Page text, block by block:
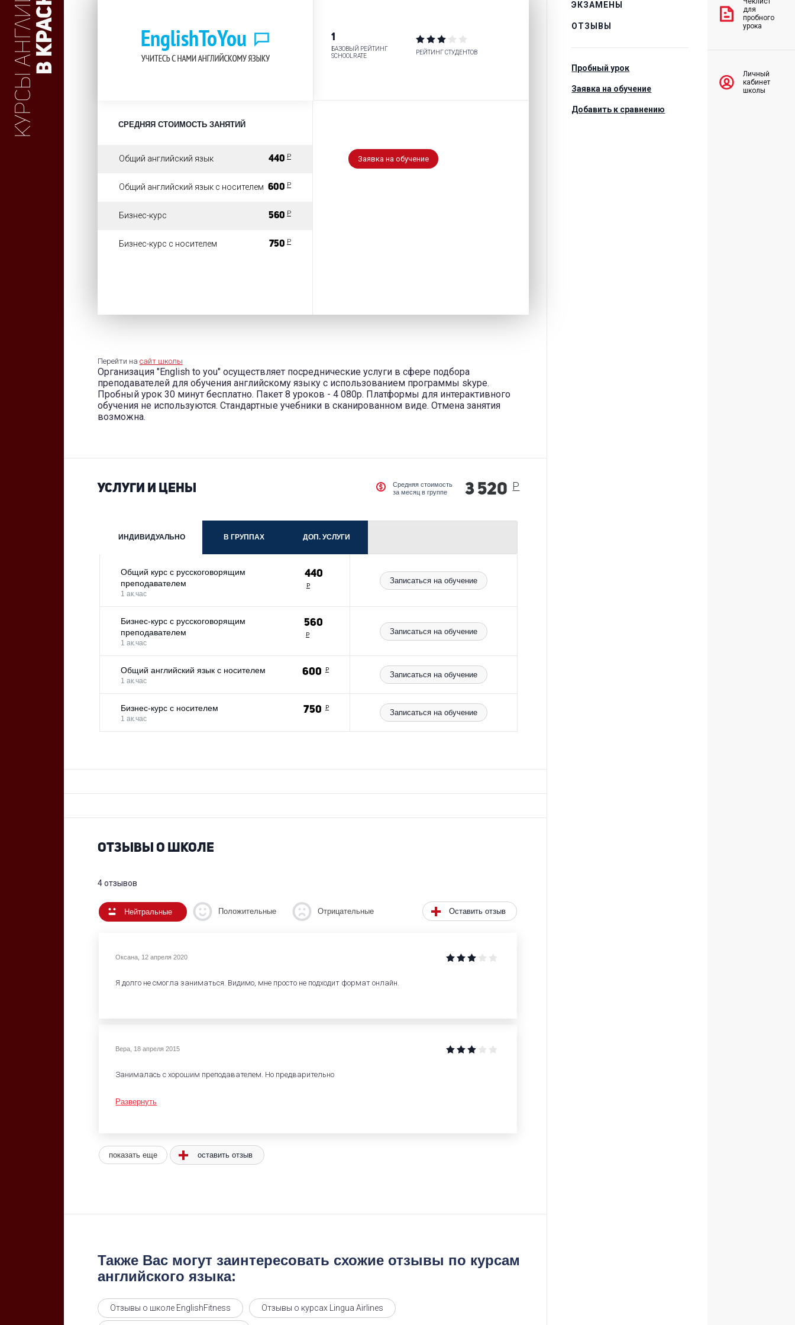
1
БАЗОВЫЙ РЕЙТИНГ
SCHOOLRATE
РЕЙТИНГ СТУДЕНТОВ
СРЕДНЯЯ СТОИМОСТЬ ЗАНЯТИЙ
Общий английский язык 440 P
Общий английский язык с носителем 600 P
Бизнес-курс 560 P
Бизнес-курс с носителем 750 P
Заявка на обучение
Перейти на сайт школы
Организация "English to you" осуществляет посреднические услуги в сфере подбора
преподавателей для обучения английскому языку с использованием программы skype.
Пробный урок 30 минут бесплатно. Пакет 8 уроков - 4 080р. Платформы для интерактивного
обучения не используются. Стандартные учебники в сканированном виде. Отмена занятия
возможна.
УСЛУГИ И ЦЕНЫ
Средняя стоимость
за месяц в группе
3 520 Р
ИНДИВИДУАЛЬНО В ГРУППАХ ДОП. УСЛУГИ
Общий курс с русскоговорящим
преподавателем
1 ак.час
440
Р
Записаться на обучение
Бизнес-курс с русскоговорящим
преподавателем
1 ак.час
560
Р Записаться на обучение
Общий английский язык с носителем
1 ак.час
600 Р
Записаться на обучение
Бизнес-курс с носителем
1 ак.час
750 Р
Записаться на обучение
ОТЗЫВЫ О ШКОЛЕ
4 отзывов
Нейтральные Положительные Отрицательные Оставить отзыв
Оксана, 12 апреля 2020
Я долго не смогла заниматься. Видимо, мне просто не подходит формат онлайн.
Вера, 18 апреля 2015
Занималась с хорошим преподавателем. Но предварительно
Развернуть
показать еще оставить отзыв
Также Вас могут заинтересовать схожие отзывы по курсам
английского языка:
Отзывы о школе EnglishFitness Отзывы о курсах Lingua Airlines
ЭКЗАМЕНЫ
ОТЗЫВЫ
Пробный урок
Заявка на обучение
Добавить к сравнению
для
пробного
урока
Личный
кабинет
школы